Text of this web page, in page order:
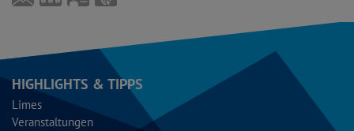
HIGHLIGHTS & TIPPS
Limes
Veranstaltungen